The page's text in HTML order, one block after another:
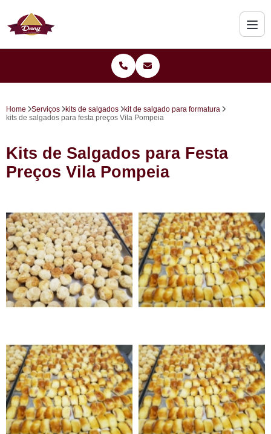
Home Serviços kits de salgados
kit de salgado para formatura
kits de salgados para festa preços Vila Pompeia
Kits de Salgados para Festa
Preços Vila Pompeia